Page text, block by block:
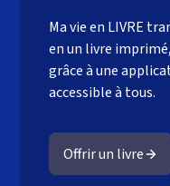
Ma vie en LIVRE
en un livre imprimé,
grâce à une
accessible à tous.
Offrir un livre